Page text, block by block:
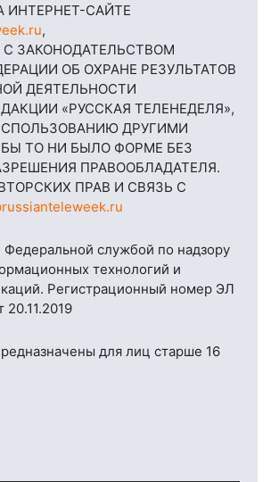
САЙТЕ
,
ЗАКОНОДАТЕЛЬСТВОМ
ОБ ОХРАНЕ РЕЗУЛЬТАТОВ
ДЕЯТЕЛЬНОСТИ
«РУССКАЯ ТЕЛЕНЕДЕЛЯ»,
ДРУГИМИ
ТО НИ БЫЛО ФОРМЕ БЕЗ
ПРАВООБЛАДАТЕЛЯ.
ПРАВ И СВЯЗЬ С
Федеральной службой по надзору
технологий и
Регистрационный номер ЭЛ
для лиц старше 16